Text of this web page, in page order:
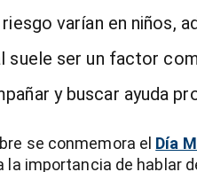
varían en niños,
suele ser un factor
y buscar ayuda
se conmemora el Día
la importancia de hablar